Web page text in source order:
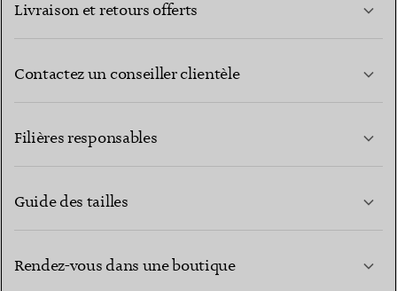
Livraison et retours offerts
Contactez un conseiller clientèle
Filières responsables
Guide des tailles
Rendez-vous dans une boutique